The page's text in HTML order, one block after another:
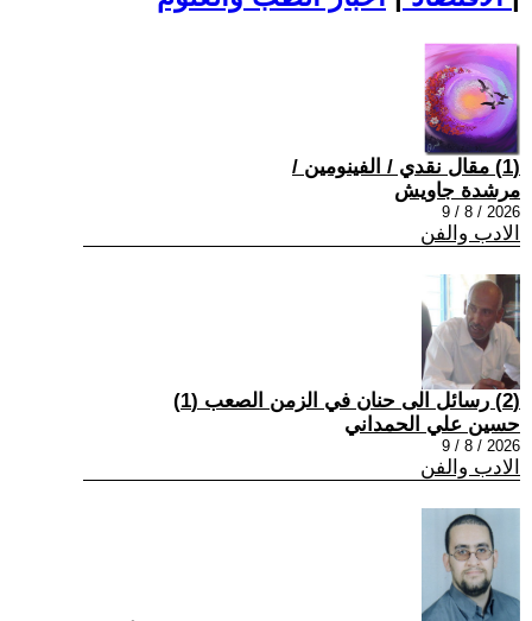
(1) مقال نقدي / الفينومين /
مرشدة جاويش
2026 / 8 / 9
الادب والفن
(2) رسائل الى حنان في الزمن الصعب (1)
حسين علي الحمداني
2026 / 8 / 9
الادب والفن